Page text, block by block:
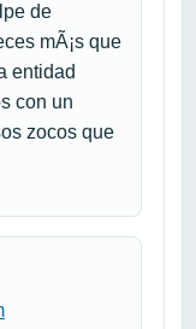
de
mÃ¡s que
entidad
con un
zocos que